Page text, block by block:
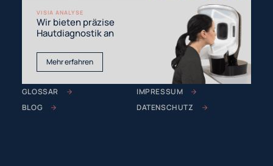
VISIA ANALYSE
Wir bieten präzise
Hautdiagnostik an
Mehr erfahren
GLOSSAR
BLOG
IMPRESSUM
DATENSCHUTZ